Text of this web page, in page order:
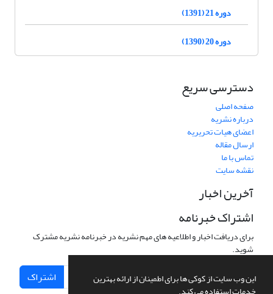
این وب سایت از کوکی ها برای اطمینان از ارائه بهترین
دوره 21 (1391)
دوره 20 (1390)
دسترسی سریع
صفحه اصلی
درباره نشریه
اعضای هیات تحریریه
ارسال مقاله
تماس با ما
نقشه سایت
آخرین اخبار
اشتراک خبرنامه
برای دریافت اخبار و اطلاعیه های مهم نشریه در خبرنامه نشریه مشترک
شوید.
اشتراک